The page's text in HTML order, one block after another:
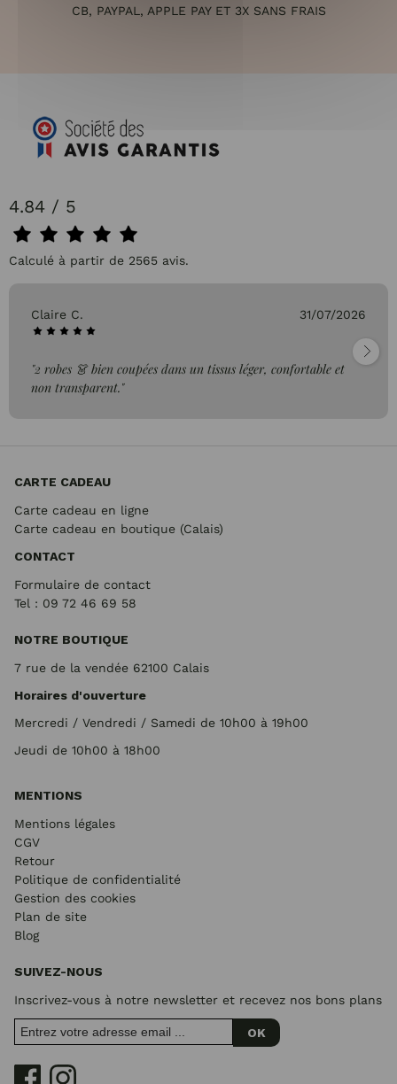
CB, PAYPAL, APPLE PAY ET 3X SANS FRAIS
4.84 / 5
Calculé à partir de 2565 avis.
Claire C. 31/07/2026
"2 robes 👗 bien coupées dans un tissus léger, confortable et
non transparent."
CARTE CADEAU
Carte cadeau en ligne
Carte cadeau en boutique (Calais)
CONTACT
Formulaire de contact
Tel : 09 72 46 69 58
NOTRE BOUTIQUE
7 rue de la vendée 62100 Calais
Horaires d'ouverture
Mercredi / Vendredi / Samedi de 10h00 à 19h00
Jeudi de 10h00 à 18h00
MENTIONS
Mentions légales
CGV
Retour
Politique de confidentialité
Gestion des cookies
Plan de site
Blog
SUIVEZ-NOUS
Inscrivez-vous à notre newsletter et recevez nos bons plans
OK